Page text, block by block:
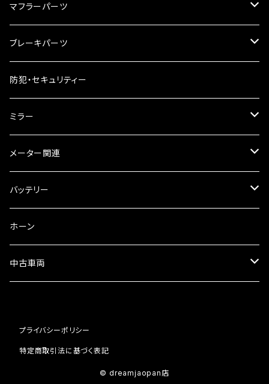
ハードケース
タンクシール
ケミカル
4スト用エンジンオイル
2スト用エンジンオイル
ギアオイル
オイルクーラー
ラジエーター
フォークオイル
マフラーパーツ
マフラーガード
バンテージタイプ
スリップオン
サイレンサー
ブレーキパーツ
ブレーキシュー
ブレーキパット
ブレーキオイル
その他
防犯・セキュリティー
ミラー
ミラー本体
ミラーアダプター
ミラーその他
メーター関連
スピードメーター
タコメーター
セット
バッテリー
バッテリー充電器
ホーン
中古車両
ホンダ
プライバシーポリシー
特定商取引法に基づく表記
© dreamjaopan店